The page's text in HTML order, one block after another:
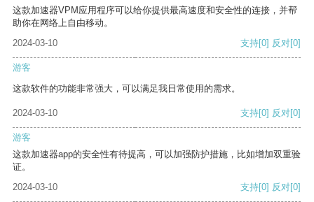
这款加速器VPM应用程序可以给你提供最高速度和安全性的连接，并帮
助你在网络上自由移动。
2024-03-10
支持[0] 反对[0]
游客
这款软件的功能非常强大，可以满足我日常使用的需求。
2024-03-10 支持[0] 反对[0]
游客
这款加速器app的安全性有待提高，可以加强防护措施，比如增加双重验
证。
2024-03-10
支持[0] 反对[0]